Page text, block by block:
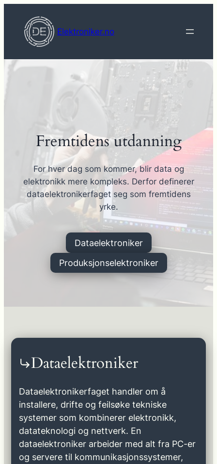
innhold
Elektroniker.no
Fremtidens utdanning
For hver dag som kommer, blir data og
elektronikk mere kompleks. Derfor definerer
dataelektronikerfaget seg som fremtidens
yrke.
Dataelektroniker
Produksjonselektroniker
Dataelektroniker
Dataelektronikerfaget handler om å
installere, drifte og feilsøke tekniske
systemer som kombinerer elektronikk,
datateknologi og nettverk. En
dataelektroniker arbeider med alt fra PC-er
og servere til kommunikasjonssystemer,